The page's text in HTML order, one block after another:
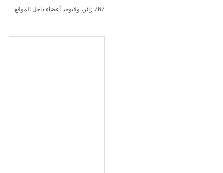
767 زائر، ولايوجد أعضاء داخل الموقع